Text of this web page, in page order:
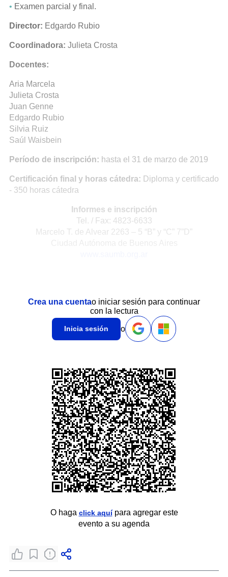
• Examen parcial y final.
Director: Edgardo Rubio
Coordinadora: Julieta Crosta
Docentes:
Aria Marcela
Julieta Crosta
Juan Genne
Edgardo Rubio
Silvia Ruiz
Saúl Waisbein
Período de inscripción: hasta el 31 de marzo de 2019
Certificación final y horas cátedra: Diploma y certificado
- 350 horas cátedra
Informes e inscripción
Tel. / Fax: 4823-6633
Marcelo T. de Alvear 2263 – 5 “B” y “C” 7”D”
Crea una cuentao iniciar sesión para continuar
con la lectura
Inicia sesión o
O haga click aquípara agregar este
evento a su agenda